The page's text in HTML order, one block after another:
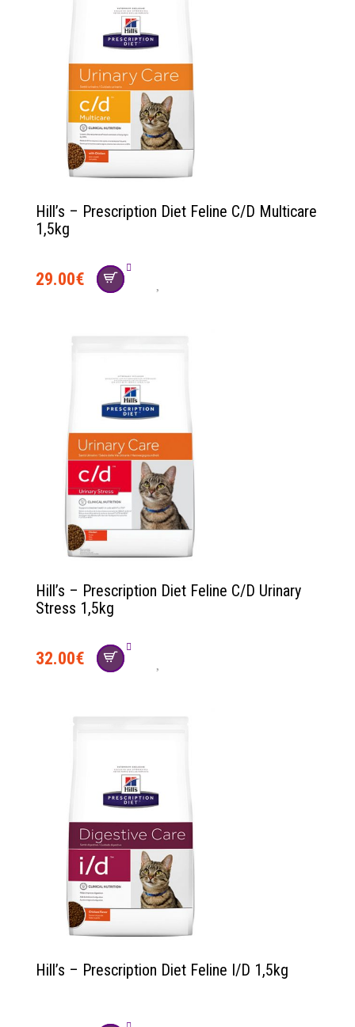
Hill’s – Prescription Diet Feline C/D Multicare
1,5kg
29.00€
Hill’s – Prescription Diet Feline C/D Urinary
Stress 1,5kg
32.00€
Hill’s – Prescription Diet Feline I/D 1,5kg